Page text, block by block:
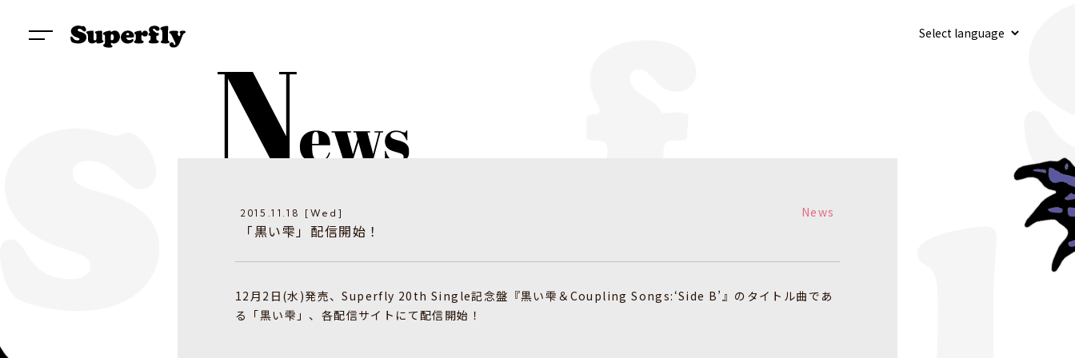
2015.11.18 [Wed] News
「黒い雫」配信開始！
12月2日(水)発売、Superfly 20th Single記念盤『黒い雫＆Coupling Songs:‘Side B’』のタイトル曲であ
る「黒い雫」、各配信サイトにて配信開始！